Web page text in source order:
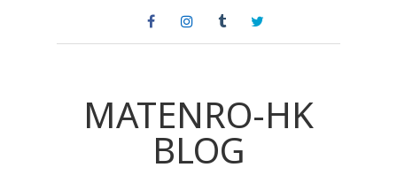
MATENRO-HK
BLOG